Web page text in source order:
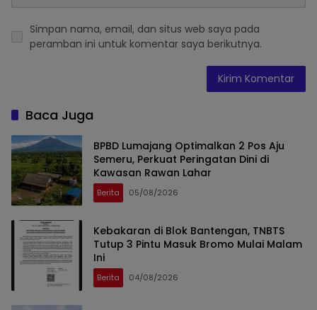
Simpan nama, email, dan situs web saya pada
peramban ini untuk komentar saya berikutnya.
Baca Juga
BPBD Lumajang Optimalkan 2 Pos Aju
Semeru, Perkuat Peringatan Dini di
Kawasan Rawan Lahar
Berita 05/08/2026
Kebakaran di Blok Bantengan, TNBTS
Tutup 3 Pintu Masuk Bromo Mulai Malam
Ini
Berita 04/08/2026